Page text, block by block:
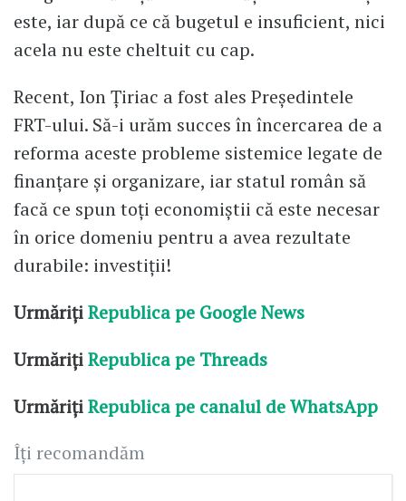
este, iar după ce că bugetul e insuficient, nici
acela nu este cheltuit cu cap.
Recent, Ion Țiriac a fost ales Președintele
FRT-ului. Să-i urăm succes în încercarea de a
reforma aceste probleme sistemice legate de
finanțare și organizare, iar statul român să
facă ce spun toți economiștii că este necesar
în orice domeniu pentru a avea rezultate
durabile: investiții!
UrmărițiRepublica pe Google News
UrmărițiRepublica pe Threads
UrmărițiRepublica pe canalul de WhatsApp
Îți recomandăm